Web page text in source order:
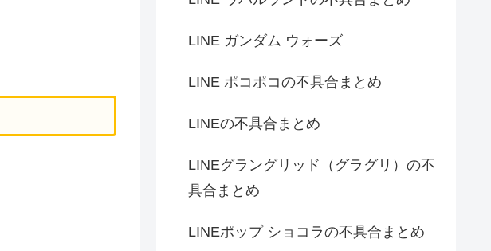
LINE ガンダム ウォーズ
LINE ポコポコの不具合まとめ
LINEの不具合まとめ
LINEグラングリッド（グラグリ）の不
具合まとめ
LINEポップ ショコラの不具合まとめ